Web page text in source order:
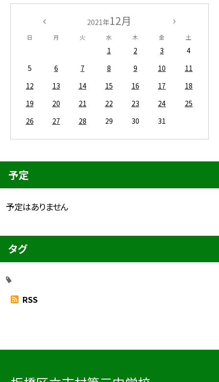
2021年12月
日 月 火 水 木 金 土
1 2 3
4
5
6 7 8 9 10
11
12
13 14 15 16 17
18
19
20 21 22 23 24
25
26
27 28 29 30 31
予定
予定はありません
タグ
RSS